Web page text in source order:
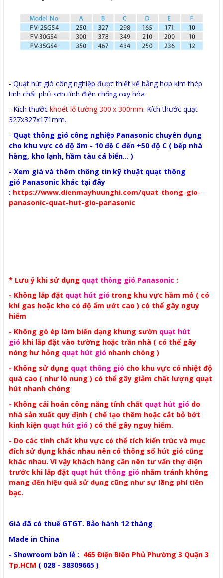
- Quạt hút gió công nghiệp được thiết kế bằng hợp kim thép
tinh chất phủ sơn tĩnh điện chống oxy hóa.
- Kích thước khoét lổ tường 300 x 300mm. Kích thước quạt
327x327x171mm.
- Quạt thông gió công nghiệp Panasonic chuyên dụng
cho khu vực có độ âm - 10 độ C đến +50 độ C ( bếp nhà
hàng, kho lạnh, hầm tàu cá biển... )
- Xem giá và thêm thông tin kỹ thuật quạt thông
gió Panasonic khác tại đây
: https://www.dienmayhuunghi.com/quat-thong-gio-
panasonic-quat-hut-gio-panasonic
* Lưu ý khi sử dụng quạt thông gió Panasonic :
- Không lắp đặt quạt hút gió trong khu vực hầm mỏ ( có
khí gas hoặc kho có độ ẩm ướt cao ) có thể gây nguy
hiểm
- Không gò ép làm biến dạng khung sườn quạt hút
gió khi lắp đặt vào tường hoặc trần nhà ( có thể gây
nóng hư hỏng quạt hút gió nhanh chóng )
- Không sử dụng quạt thông gió cho khu vực có nhiệt độ
quá cao ( như lò nung ) có thể gây giảm chất lượng quạt
hút nhanh chóng
- Không cải hoán công năng tính chất quạt hút gió do
nhà sản xuất quy định ( chế tạo thêm hoặc cắt bỏ bớt
kinh kiện quạt hút gió ) có thể gây nguy hiểm.
- Do các tính chất khu vực có thể tích kiến trúc và mục
đích sử dụng khác nhau nên có thông số hút gió cũng
khác nhau. Vì vậy khách hàng cần nên tư vấn thợ điện
trước khi lắp đặt quạt hút thông gió nhằm tránh không
mang đến hiệu quả sử dụng cũng như sự lãng phí tiền
bạc.
Giá đã có thuế GTGT. Bảo hành 12 tháng
Made in China
- Showroom bán lẻ : 465 Điện Biên Phủ Phường 3 Quận 3
Tp.HCM ( 028 - 38309665 )